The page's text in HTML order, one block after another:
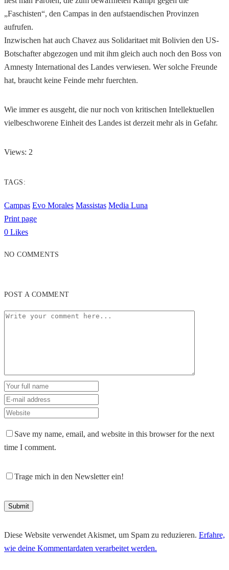
„Faschisten“, den Campas in den aufstaendischen Provinzen
aufrufen.
Inzwischen hat auch Chavez aus Solidaritaet mit Bolivien den US-
Botschafter abgezogen und mit ihm gleich auch noch den Boss von
Amnesty International des Landes verwiesen. Wer solche Freunde
hat, braucht keine Feinde mehr fuerchten.
Wie immer es ausgeht, die nur noch von kritischen Intellektuellen
vielbeschworene Einheit des Landes ist derzeit mehr als in Gefahr.
Views: 2
TAGS:
Campas Evo Morales Massistas Media Luna
Print page
0 Likes
NO COMMENTS
POST A COMMENT
Save my name, email, and website in this browser for the next
time I comment.
Trage mich in den Newsletter ein!
Diese Website verwendet Akismet, um Spam zu reduzieren. Erfahre,
wie deine Kommentardaten verarbeitet werden.